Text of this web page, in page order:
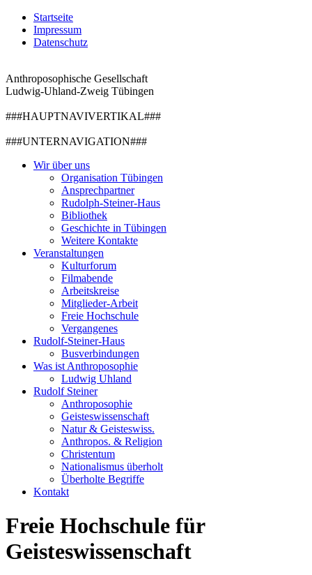
Startseite
Impressum
Datenschutz
Anthroposophische Gesellschaft
Ludwig-Uhland-Zweig Tübingen
###HAUPTNAVIVERTIKAL###
###UNTERNAVIGATION###
Wir über uns
Organisation Tübingen
Ansprechpartner
Rudolph-Steiner-Haus
Bibliothek
Geschichte in Tübingen
Weitere Kontakte
Veranstaltungen
Kulturforum
Filmabende
Arbeitskreise
Mitglieder-Arbeit
Freie Hochschule
Vergangenes
Rudolf-Steiner-Haus
Busverbindungen
Was ist Anthroposophie
Ludwig Uhland
Rudolf Steiner
Anthroposophie
Geisteswissenschaft
Natur & Geisteswiss.
Anthropos. & Religion
Christentum
Nationalismus überholt
Überholte Begriffe
Kontakt
Freie Hochschule für
Geisteswissenschaft